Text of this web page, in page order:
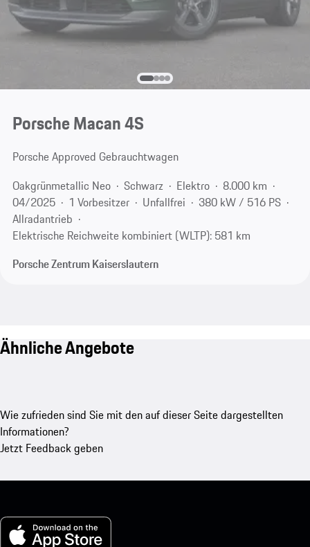
Porsche Macan 4S
Porsche Approved Gebrauchtwagen
Oakgrünmetallic Neo
Schwarz Elektro
8.000 km
04/2025
1 Vorbesitzer Unfallfrei
380 kW / 516 PS
Allradantrieb
Elektrische Reichweite kombiniert (WLTP): 581 km
Porsche Zentrum Kaiserslautern
Ähnliche Angebote
Wie zufrieden sind Sie mit den auf dieser Seite dargestellten
Informationen?
Jetzt Feedback geben